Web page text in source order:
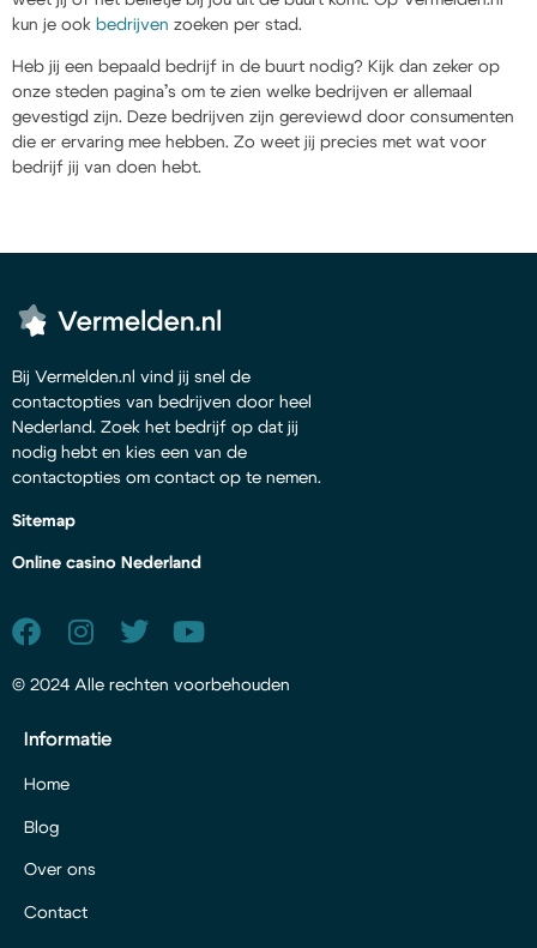
kun je ook bedrijven zoeken per stad.
Heb jij een bepaald bedrijf in de buurt nodig? Kijk dan zeker op
onze steden pagina’s om te zien welke bedrijven er allemaal
gevestigd zijn. Deze bedrijven zijn gereviewd door consumenten
die er ervaring mee hebben. Zo weet jij precies met wat voor
bedrijf jij van doen hebt.
Bij Vermelden.nl vind jij snel de
contactopties van bedrijven door heel
Nederland. Zoek het bedrijf op dat jij
nodig hebt en kies een van de
contactopties om contact op te nemen.
Sitemap
Online casino Nederland
© 2024 Alle rechten voorbehouden
Informatie
Home
Blog
Over ons
Contact